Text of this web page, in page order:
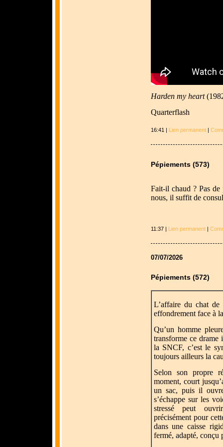
Harden my heart
Quarterflash
16:41 | Lien permanent|
Pépiements (573)
Fait-il chaud ? Pas de
nous, il suffit de
11:37 | Lien permanent|
07/07/2026
Pépiements (572)
L’affaire du chat de
effondrement face à
Qu’un homme
transforme ce drame
la SNCF, c’est le
toujours ailleurs la
Selon son propre
moment, court
un sac, puis il
s’échappe sur les
stressé peut
précisément pour
dans une caisse
fermé, adapté, conçu